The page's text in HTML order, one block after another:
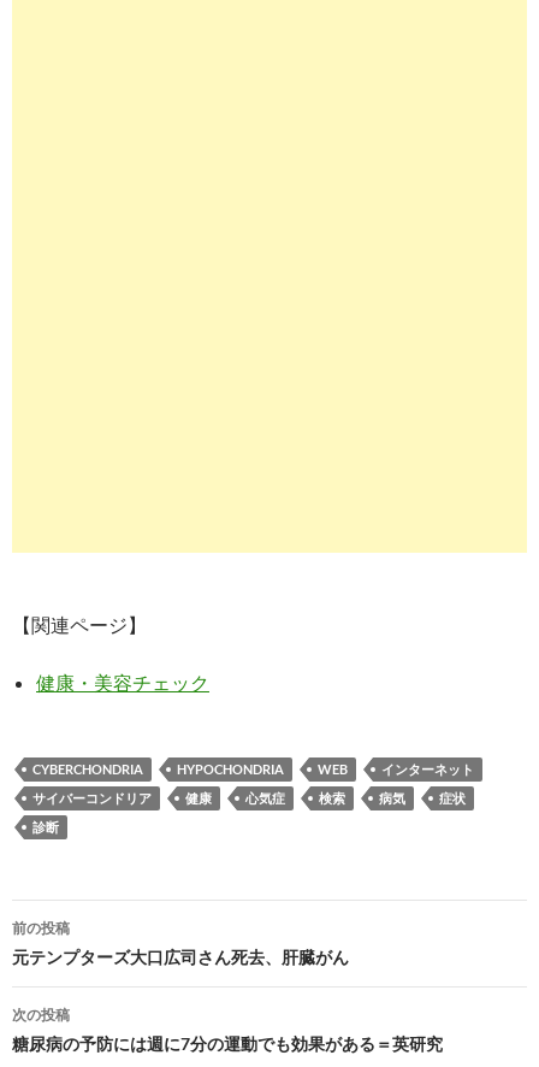
【関連ページ】
健康・美容チェック
CYBERCHONDRIA HYPOCHONDRIA WEB
インターネット
サイバーコンドリア
健康 心気症 検索 病気
症状
診断
投
稿
ナ
ビ
前の投稿
元テンプターズ大口広司さん死去、肝臓がん
次の投稿
糖尿病の予防には週に7分の運動でも効果がある＝英研究